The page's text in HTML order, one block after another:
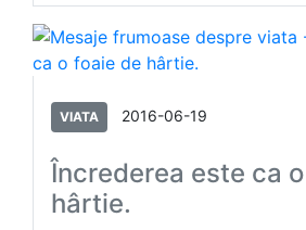
VIATA 2016-06-19
Încrederea este ca
hârtie.